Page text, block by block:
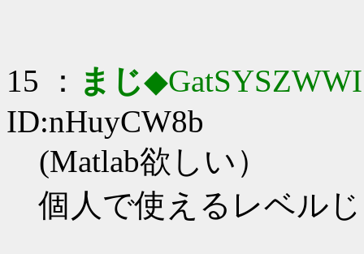
15 ： まじ◆GatSYSZWWI
ID:nHuyCW8b
(Matlab欲しい）
個人で使えるレベル